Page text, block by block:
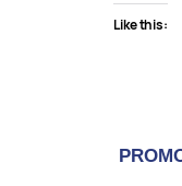
Like this: